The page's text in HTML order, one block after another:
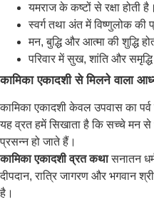
यमराज के कष्टों से रक्षा होती है।
स्वर्ग तथा अंत में विष्णुलोक की
मन, बुद्धि और आत्मा की शुद्धि
परिवार में सुख, शांति और
कामिका एकादशी से मिलने वाला
कामिका एकादशी केवल उपवास का
यह व्रत हमें सिखाता है कि सच्चे मन से
प्रसन्न हो जाते हैं।
कामिका एकादशी व्रत कथासनातन
दीपदान, रात्रि जागरण और भगवान
है।